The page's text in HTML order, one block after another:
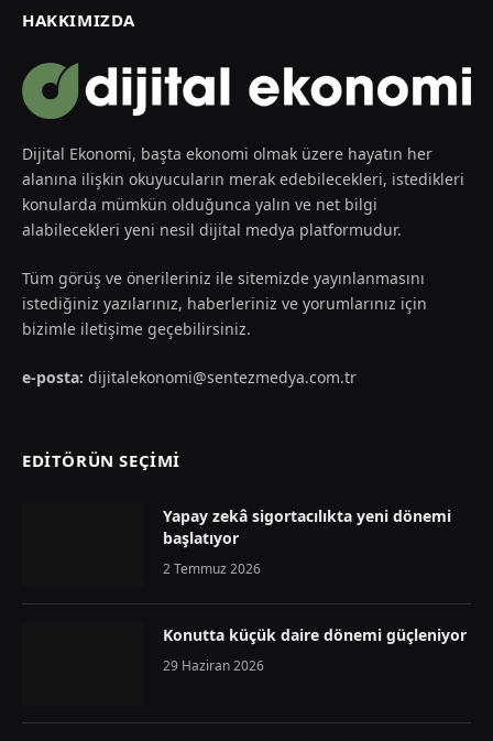
HAKKIMIZDA
Dijital Ekonomi, başta ekonomi olmak üzere hayatın her
alanına ilişkin okuyucuların merak edebilecekleri, istedikleri
konularda mümkün olduğunca yalın ve net bilgi
alabilecekleri yeni nesil dijital medya platformudur.
Tüm görüş ve önerileriniz ile sitemizde yayınlanmasını
istediğiniz yazılarınız, haberleriniz ve yorumlarınız için
bizimle iletişime geçebilirsiniz.
e-posta: dijitalekonomi@sentezmedya.com.tr
EDİTÖRÜN SEÇİMİ
Yapay zekâ sigortacılıkta yeni dönemi
başlatıyor
2 Temmuz 2026
Konutta küçük daire dönemi güçleniyor
29 Haziran 2026